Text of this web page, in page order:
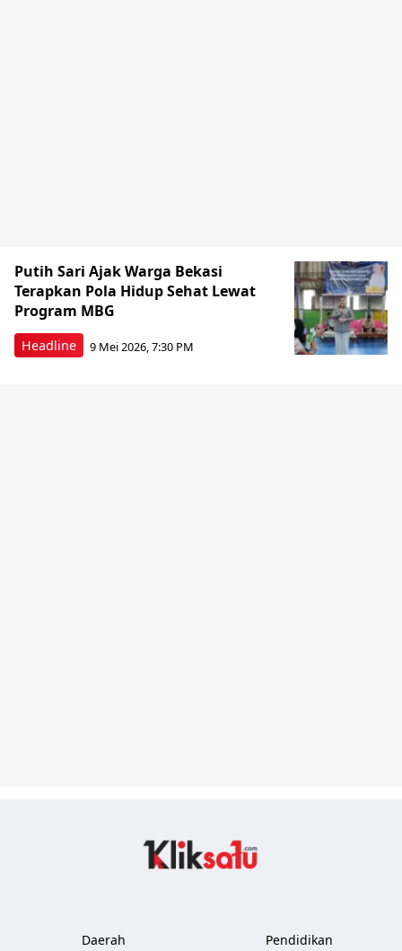
Headline
Putih Sari Ajak Warga Bekasi
Terapkan Pola Hidup Sehat Lewat
Program MBG
9 Mei 2026, 7:30 PM
Daerah Pendidikan